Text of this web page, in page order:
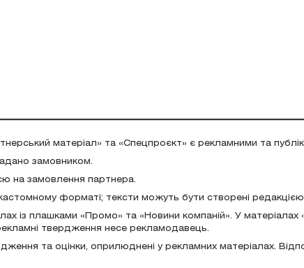
матеріал» та «Спецпроєкт» є рекламними та
замовником.
на замовлення партнера.
форматі; тексти можуть бути створені
із плашками «Промо» та «Новини компаній». У
твердження несе рекламодавець.
та оцінки, оприлюднені у рекламних матеріалах.